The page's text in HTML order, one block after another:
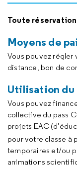
Toute
Moyens de
Vous pouvez régler
distance, bon de
Utilisation du
Vous pouvez
collective du pass
projets EAC
pour votre classe à
temporaires et/ou
animations